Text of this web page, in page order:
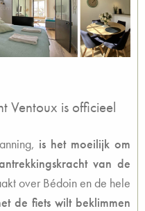
Ventoux is officieel
is het moeilijk om
van de
over Bédoin en de hele
de fiets wilt beklimmen